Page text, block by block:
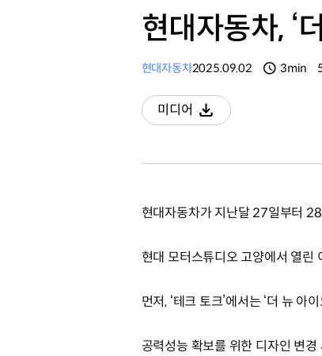
현대자동차, ‘
현대자동차2025.09.02 3min
미디어
다운로드
현대자동차가 지난달 27일부터 28
현대 모터스튜디오 고양에서 열
먼저, ‘테크 토크’에서는 ‘더 뉴 아
공력성능 확보를 위한 디자인 변경